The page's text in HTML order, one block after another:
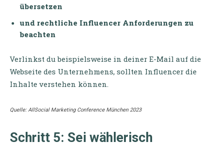
übersetzen
und rechtliche Influencer Anforderungen zu
beachten
Verlinkst du beispielsweise in deiner E-Mail auf die
Webseite des Unternehmens, sollten Influencer die
Inhalte verstehen können.
Quelle: AllSocial Marketing Conference München 2023
Schritt 5: Sei wählerisch